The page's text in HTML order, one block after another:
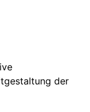
der